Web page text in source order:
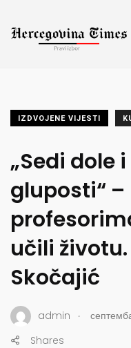
IZDVOJENE VIJESTI
„Sedi dole
gluposti“
učili životu.
Skočajić
admin .
Shares